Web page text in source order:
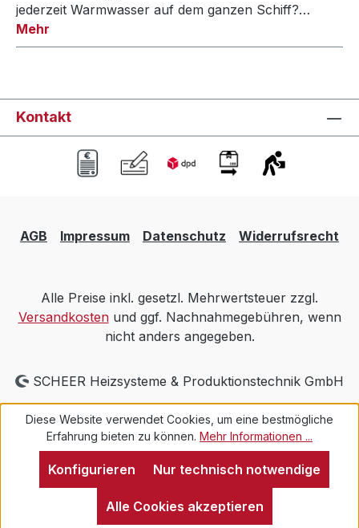
jederzeit Warmwasser auf dem ganzen Schiff?…
Mehr
Kontakt
AGB Impressum Datenschutz Widerrufsrecht
Alle Preise inkl. gesetzl. Mehrwertsteuer zzgl.
Versandkostenund ggf. Nachnahmegebühren, wenn
nicht anders angegeben.
SCHEER Heizsysteme & Produktionstechnik GmbH
Diese Website verwendet Cookies, um eine bestmögliche
Erfahrung bieten zu können. Mehr Informationen ...
Nur technisch notwendige
Konfigurieren
Alle Cookies akzeptieren